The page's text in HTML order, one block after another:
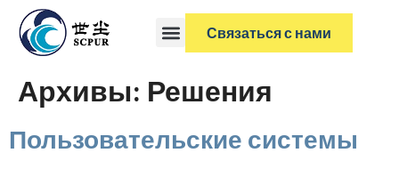
Связаться с нами
Архивы: Решения
Пользовательские системы